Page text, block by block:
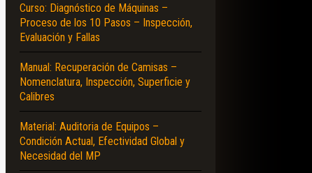
Curso: Diagnóstico de Máquinas –
Proceso de los 10 Pasos – Inspección,
Evaluación y Fallas
Manual: Recuperación de Camisas –
Nomenclatura, Inspección, Superficie y
Calibres
Material: Auditoria de Equipos –
Condición Actual, Efectividad Global y
Necesidad del MP